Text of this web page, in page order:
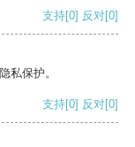
支持[0] 反对[0]
私保护。
支持[0] 反对[0]